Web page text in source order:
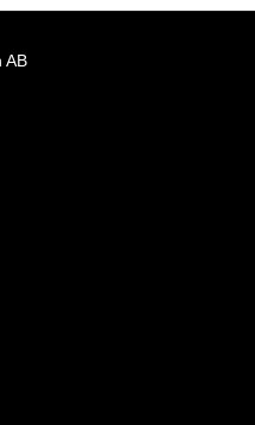
AB